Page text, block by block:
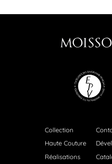
Collection
Haute Couture
Réalisations